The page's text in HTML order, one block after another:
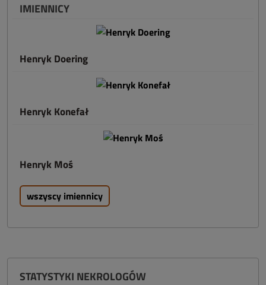
IMIENNICY
Henryk Doering
Henryk Konefał
Henryk Moś
wszyscy imiennicy
STATYSTYKI NEKROLOGÓW